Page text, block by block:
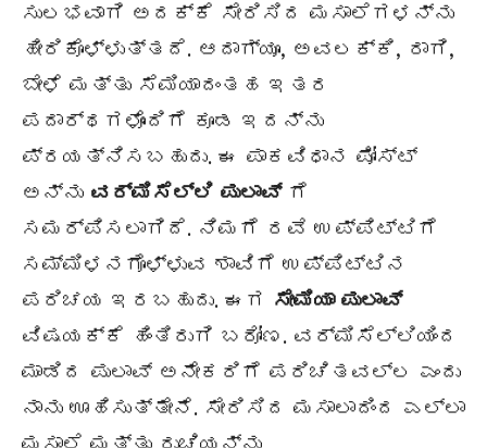
ಸುಲಭವಾಗಿ ಅದಕ್ಕೆ ಸೇರಿಸಿದ ಮಸಾಲೆಗಳನ್ನು
ಹೀರಿಕೊಳ್ಳುತ್ತದೆ. ಆದಾಗ್ಯೂ, ಅವಲಕ್ಕಿ, ರಾಗಿ,
ಬೇಳೆ ಮತ್ತು ಸೆಮಿಯಾದಂತಹ ಇತರ
ಪದಾರ್ಥಗಳೊಂದಿಗೆ ಕೂಡ ಇದನ್ನು
ಪ್ರಯತ್ನಿಸಬಹುದು. ಈ ಪಾಕವಿಧಾನ ಪೋಸ್ಟ್
ಅನ್ನು ವರ್ಮಿಸೆಲ್ಲಿ ಪುಲಾವ್ಗೆ
ಸಮರ್ಪಿಸಲಾಗಿದೆ. ನಿಮಗೆ ರವೆ ಉಪ್ಪಿಟ್ಟಿಗೆ
ಸಮ್ಮಿಳನಗೊಳ್ಳುವ ಶಾವಿಗೆ ಉಪ್ಪಿಟ್ಟಿನ
ಪರಿಚಯ ಇರಬಹುದು. ಈಗ ಸೇಮಿಯಾ ಪುಲಾವ್
ವಿಷಯಕ್ಕೆ ಹಿಂತಿರುಗಿ ಬರೋಣ. ವರ್ಮಿಸೆಲ್ಲಿಯಿಂದ
ಮಾಡಿದ ಪುಲಾವ್ ಅನೇಕರಿಗೆ ಪರಿಚಿತವಲ್ಲ ಎಂದು
ನಾನು ಊಹಿಸುತ್ತೇನೆ. ಸೇರಿಸಿದ ಮಸಾಲಾದಿಂದ ಎಲ್ಲಾ